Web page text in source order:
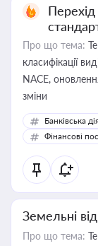
Про що тема:
класифікації
NACE,
зміни
Банківська
Фінансові
Земельні
Про що тема: